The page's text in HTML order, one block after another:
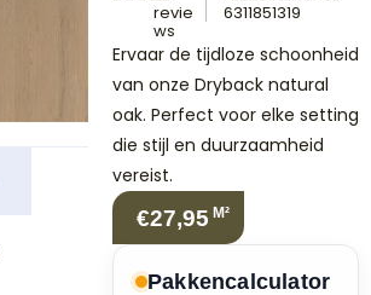
revie
ws
6311851319
Ervaar de tijdloze schoonheid
van onze Dryback natural
oak. Perfect voor elke setting
die stijl en duurzaamheid
vereist.
€27,95 M²
Pakkencalculator